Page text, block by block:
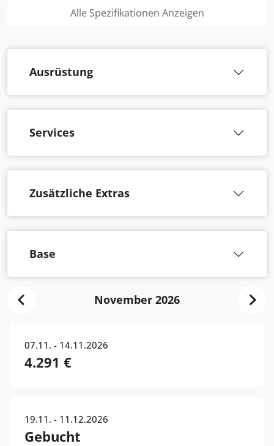
Alle Spezifikationen Anzeigen
Ausrüstung
Services
Zusätzliche Extras
Base
November 2026
07.11. - 14.11.2026
4.291 €
19.11. - 11.12.2026
Gebucht